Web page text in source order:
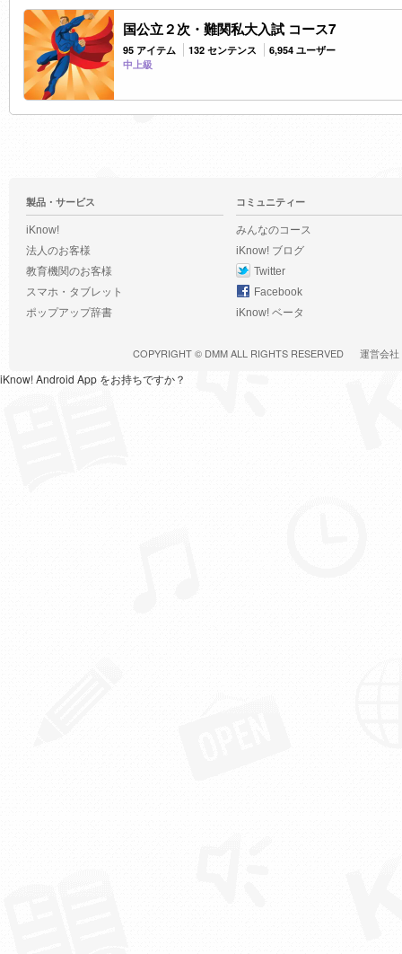
国公立２次・難関私大入試 コース7
95 アイテム 132 センテンス
6,954 ユーザー
中上級
製品・サービス
iKnow!
法人のお客様
教育機関のお客様
スマホ・タブレット
ポップアップ辞書
コミュニティー
みんなのコース
iKnow! ブログ
Twitter
Facebook
iKnow! ベータ
COPYRIGHT © DMMALL RIGHTS RESERVED 運営会社
iKnow! Android App をお持ちですか？